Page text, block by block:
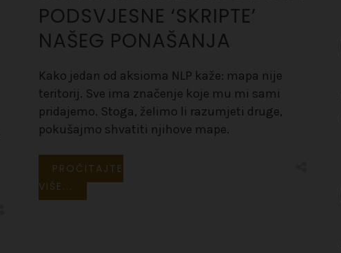
PODSVJESNE ‘SKRIPTE’
NAŠEG PONAŠANJA
Kako jedan od aksioma NLP kaže: mapa nije
teritorij. Sve ima značenje koje mu mi sami
pridajemo. Stoga, želimo li razumjeti druge,
pokušajmo shvatiti njihove mape.
PROČITAJTE
VIŠE...